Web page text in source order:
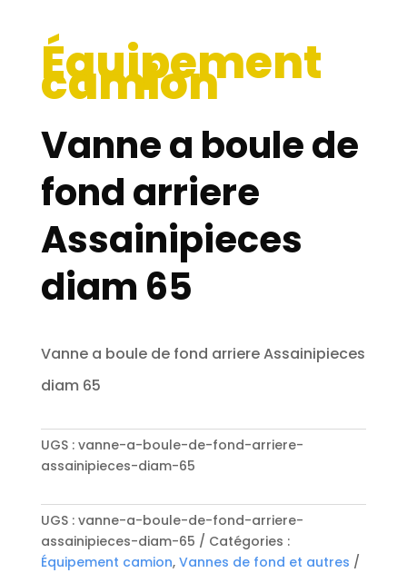
Équipement
camion
Vanne a boule de
fond arriere
Assainipieces
diam 65
Vanne a boule de fond arriere Assainipieces
diam 65
UGS : vanne-a-boule-de-fond-arriere-
assainipieces-diam-65
UGS : vanne-a-boule-de-fond-arriere-
assainipieces-diam-65
Catégories :
Équipement camion, Vannes de fond et autres